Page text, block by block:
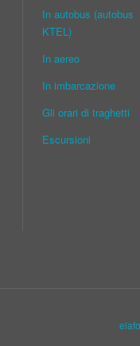
In autobus (autobus
KTEL)
In aereo
In imbarcazione
Gli orari di traghetti
Escursioni